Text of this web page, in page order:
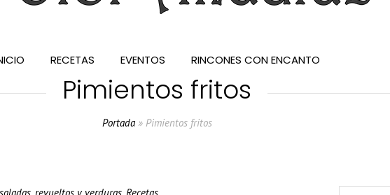
RECETAS EVENTOS RINCONES CON ENCANTO
Pimientos fritos
Portada» Pimientos fritos